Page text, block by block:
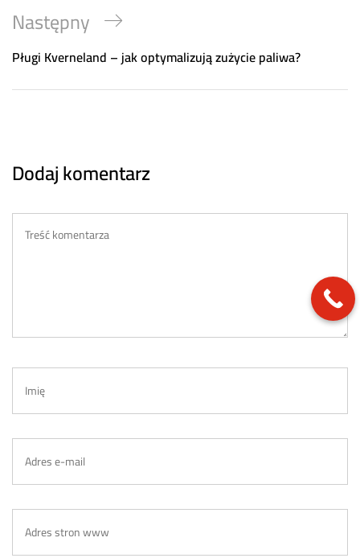
Next
Post
Następny
Pługi Kverneland – jak optymalizują zużycie paliwa?
Dodaj komentarz